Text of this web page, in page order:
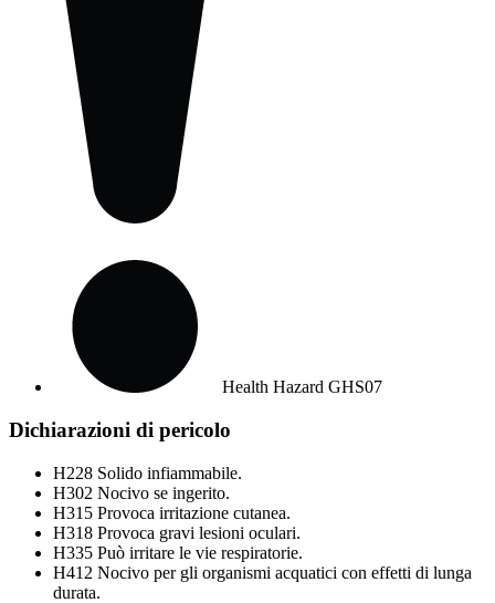
Health Hazard GHS07
Dichiarazioni di pericolo
H228 Solido infiammabile.
H302 Nocivo se ingerito.
H315 Provoca irritazione cutanea.
H318 Provoca gravi lesioni oculari.
H335 Può irritare le vie respiratorie.
H412 Nocivo per gli organismi acquatici con effetti di lunga
durata.